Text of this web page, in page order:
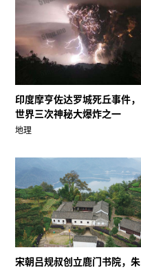
印度摩亨佐达罗城死丘事件，
世界三次神秘大爆炸之一
地理
宋朝吕规叔创立鹿门书院，朱